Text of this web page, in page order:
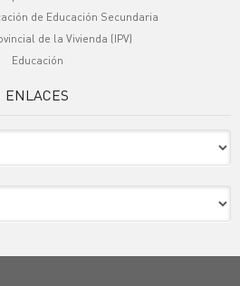
de Educación Secundaria
de la Vivienda (IPV)
Educación
ENLACES